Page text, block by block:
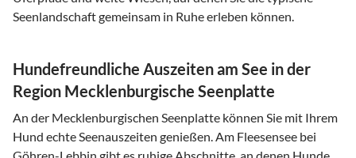
Seenlandschaft gemeinsam in Ruhe erleben können.
Hundefreundliche Auszeiten am See in der
Region Mecklenburgische Seenplatte
An der Mecklenburgischen Seenplatte können Sie mit Ihrem
Hund echte Seenauszeiten genießen. Am Fleesensee bei
Göhren-Lebbin gibt es ruhige Abschnitte, an denen Hunde